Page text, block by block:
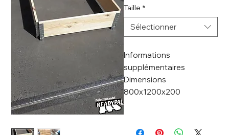
Taille *
Sélectionner
Informations
supplémentaires
Dimensions
800x1200x200